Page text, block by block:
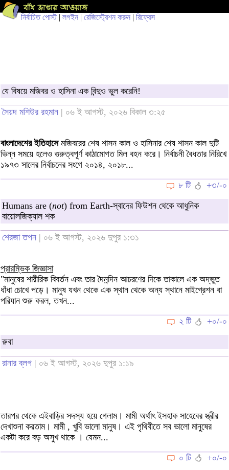
নির্বাচিত পোস্ট| লগইন | রেজিস্ট্রেশন করুন | রিফ্রেস
যে বিষয়ে মজিবর ও হাসিনা এক বিন্দুও ভুল করেনি!
সৈয়দ মশিউর রহমান | ০৬ ই আগস্ট, ২০২৬ বিকাল ৩:২৫
বাংলাদেশের ইতিহাসেমজিবরের শেষ শাসন কাল ও হাসিনার শেষ শাসন কাল দুটি
ভিন্ন সময়ে হলেও গুরুত্বপূর্ণ কাঠামোগত মিল বহন করে। নির্বাচনী বৈধতার নিরিখে
১৯৭৩ সালের নির্বাচনের সংগে ২০১৪, ২০১৮...
৮ টি
+৩/-০
Humans are (not) from Earth-স্বাদের ফিউশন থেকে আধুনিক
বায়োলজিক্যাল শক
শেরজা তপন | ০৬ ই আগস্ট, ২০২৬ দুপুর ১:৩১
প্রারম্ভিক জিজ্ঞাসা
"মানুষের শারীরিক বিবর্তন এবং তার দৈনন্দিন আচরণের দিকে তাকালে এক অদ্ভুত
ধাঁধা চোখে পড়ে। মানুষ যখন থেকে এক স্থান থেকে অন্য স্থানে মাইগ্রেশন বা
পরিযান শুরু করল, তখন...
২ টি
+০/-০
রুবা
রানার ব্লগ | ০৬ ই আগস্ট, ২০২৬ দুপুর ১:১৯
তারপর থেকে এইবাড়ির সদস্য হয়ে গেলাম। মামী অর্থাৎ ইসহাক সাহেবের স্ত্রীর
দেখাশুনা করতাম। মামী , খুবি ভালো মানুষ। এই পৃথিবীতে সব ভালো মানুষের
একটা করে বড় অসুখ থাকে । যেমন...
০ টি
+০/-০